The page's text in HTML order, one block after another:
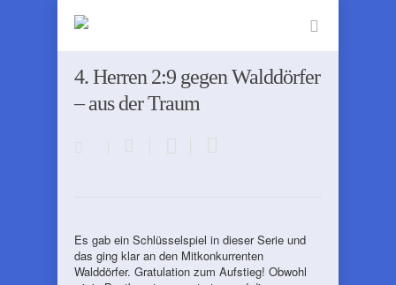
4. Herren 2:9 gegen Walddörfer
– aus der Traum
Es gab ein Schlüsselspiel in dieser Serie und
das ging klar an den Mitkonkurrenten
Walddörfer. Gratulation zum Aufstieg! Obwohl